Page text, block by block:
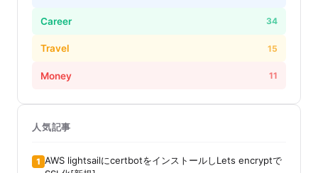
Career 34
Travel 15
Money 11
人気記事
1 AWS lightsailにcertbotをインストールしLets encryptで